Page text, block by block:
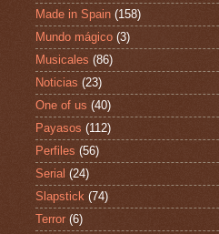
Made in Spain (158)
Mundo mágico (3)
Musicales (86)
Noticias (23)
One of us (40)
Payasos (112)
Perfiles (56)
Serial (24)
Slapstick (74)
Terror (6)